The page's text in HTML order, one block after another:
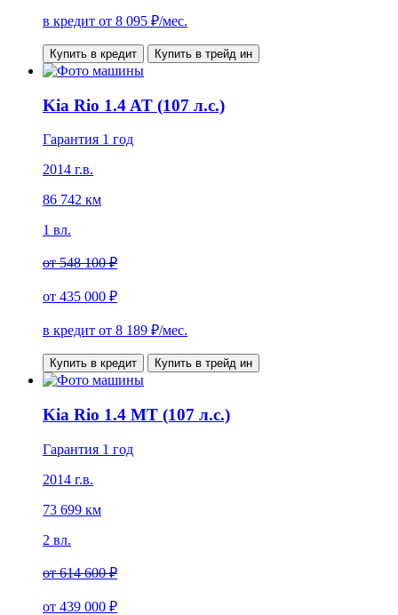
в кредит от 8 095 ₽/мес.
Купить в кредит Купить в трейд ин
Kia Rio 1.4 AT (107 л.с.)
Гарантия 1 год
2014 г.в.
86 742 км
1 вл.
от548 100 ₽
от 435 000 ₽
в кредит от 8 189 ₽/мес.
Купить в кредит Купить в трейд ин
Kia Rio 1.4 MT (107 л.с.)
Гарантия 1 год
2014 г.в.
73 699 км
2 вл.
от614 600 ₽
от 439 000 ₽